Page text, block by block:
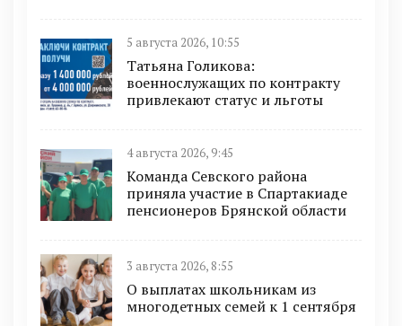
5 августа 2026, 10:55
Татьяна Голикова:
военнослужащих по контракту
привлекают статус и льготы
4 августа 2026, 9:45
Команда Севского района
приняла участие в Спартакиаде
пенсионеров Брянской области
3 августа 2026, 8:55
О выплатах школьникам из
многодетных семей к 1 сентября